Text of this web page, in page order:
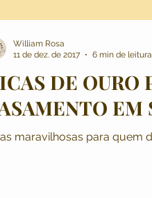
DE OURO
EM
maravilhosas para quem
William Rosa
11 de dez. de 2017
6 min de leitura